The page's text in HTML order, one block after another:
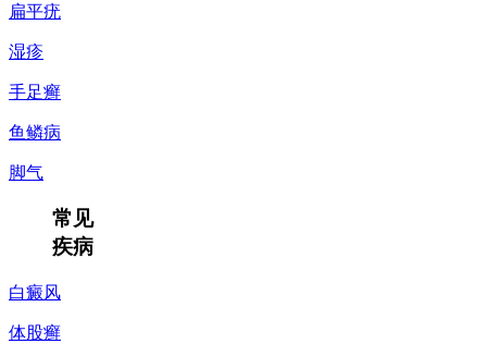
扁平疣
湿疹
手足癣
鱼鳞病
脚气
常见
疾病
白癜风
体股癣